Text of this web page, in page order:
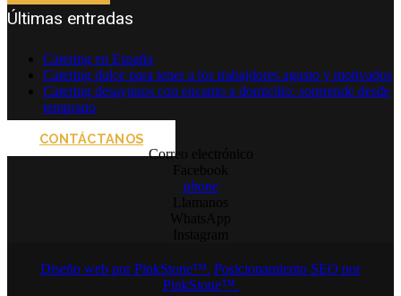
Últimas entradas
Catering en España
Catering dulce para tener a los trabajdores agusto y motivados
Catering desayunos con encanto a domicilio: sorprende desde
temprano
CONTÁCTANOS
Correo electrónico
phone
Diseño web por PinkStone™. Posicionamiento SEO por
PinkStone™.